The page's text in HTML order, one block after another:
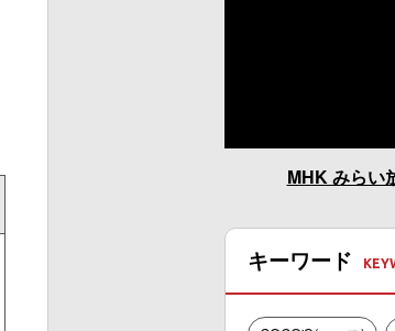
MHK みらい
キーワード